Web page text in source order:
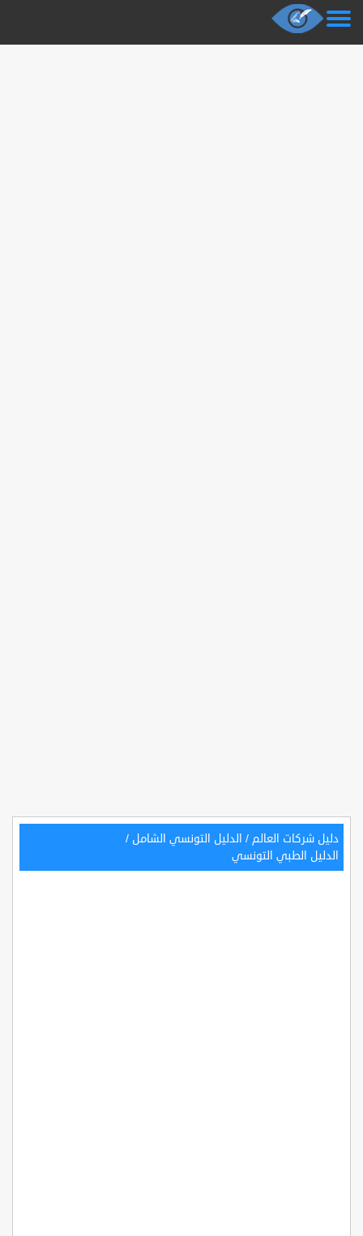
دليل شركات العالم / الدليل التونسي الشامل /
الدليل الطبي التونسي